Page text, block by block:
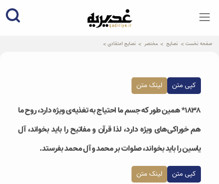
qadiriye.ir
نشریه ی غدیریه-بیانات استاد
صفحه نخست نصایح مختصر نصایح اعتقادی
کپی متن لینک متن
۱۸۳۸* همین طور که جسم ما احتیاج به تغذیه‌ی ویژه دارد، روح ما
هم خوراکی‌های ویژه دارد، لذا قرآن و مفاتیح را باید بخواند، آل
یاسین را باید بخواند، صلوات بر محمد و آل محمد بفرستد.
کپی متن لینک متن